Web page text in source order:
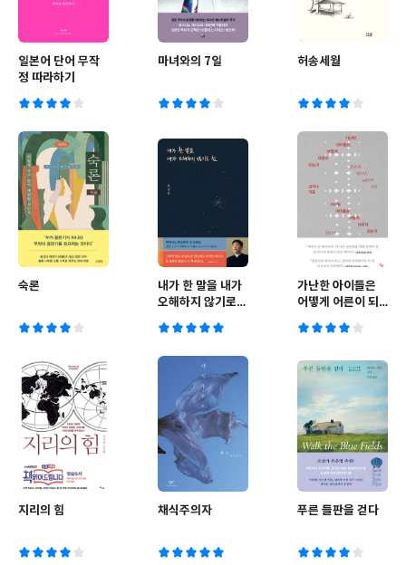
일본어 단어 무작
정 따라하기
마녀와의 7일 허송세월
숙론
내가 한 말을 내가
오해하지 않기로
가난한 아이들은
어떻게 어른이 되
지리의 힘 채식주의자 푸른 들판을 걷다